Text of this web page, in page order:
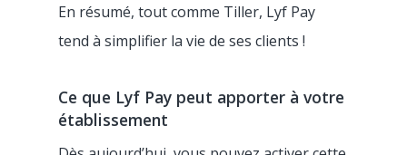
En résumé, tout comme Tiller, Lyf Pay
tend à simplifier la vie de ses clients !
Ce que Lyf Pay peut apporter à votre
établissement